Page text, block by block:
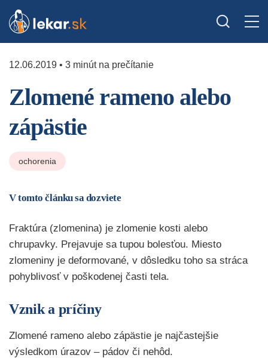
12.06.2019 • 3 minút na prečítanie
Zlomené rameno alebo
zápästie
ochorenia
V tomto článku sa dozviete
Fraktúra (zlomenina) je zlomenie kosti alebo
chrupavky. Prejavuje sa tupou bolesťou. Miesto
zlomeniny je deformované, v dôsledku toho sa stráca
pohyblivosť v poškodenej časti tela.
Vznik a príčiny
Zlomené rameno alebo zápästie je najčastejšie
výsledkom úrazov – pádov či nehôd.